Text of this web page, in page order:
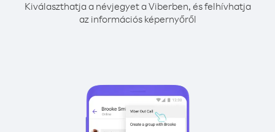
Kiválaszthatja a névjegyet a Viberben, és felhívhatja
az információs képernyőről